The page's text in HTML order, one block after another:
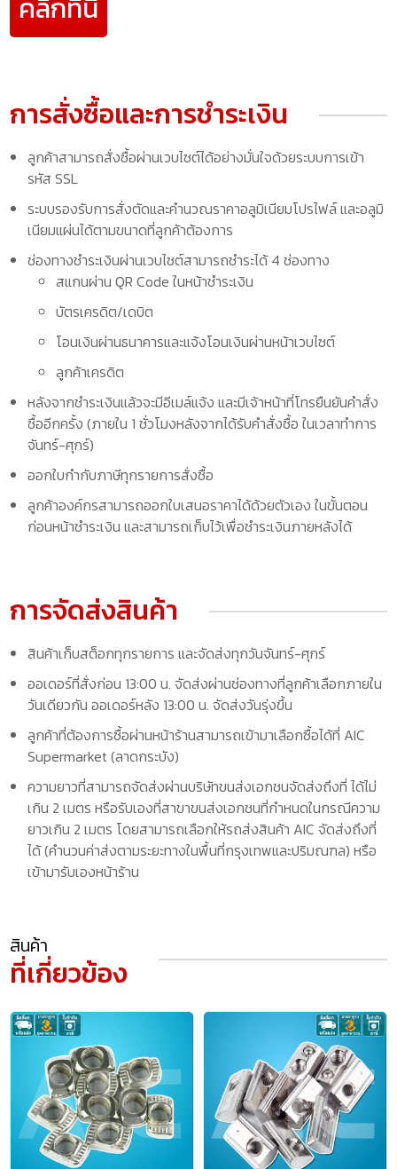
คลิ๊กที่นี่
การสั่งซื้อและการชำระเงิน
ลูกค้าสามารถสั่งซื้อผ่านเวบไซต์ได้อย่างมั่นใจด้วยระบบการเข้า
รหัส SSL
ระบบรองรับการสั่งตัดและคำนวณราคาอลูมิเนียมโปรไฟล์ และอลูมิ
เนียมแผ่นได้ตามขนาดที่ลูกค้าต้องการ
ช่องทางชำระเงินผ่านเวบไซต์สามารถชำระได้ 4 ช่องทาง
สแกนผ่าน QR Code ในหน้าชำระเงิน
บัตรเครดิต/เดบิต
โอนเงินผ่านธนาคารและแจ้งโอนเงินผ่านหน้าเวบไซต์
ลูกค้าเครดิต
หลังจากชำระเงินแล้วจะมีอีเมล์แจ้ง และมีเจ้าหน้าที่โทรยืนยันคำสั่ง
ซื้ออีกครั้ง (ภายใน 1 ชั่วโมงหลังจากได้รับคำสั่งซื้อ ในเวลาทำการ
จันทร์-ศุกร์)
ออกใบกำกับภาษีทุกรายการสั่งซื้อ
ลูกค้าองค์กรสามารถออกใบเสนอราคาได้ด้วยตัวเอง ในขั้นตอน
ก่อนหน้าชำระเงิน และสามารถเก็บไว้เพื่อชำระเงินภายหลังได้
การจัดส่งสินค้า
สินค้าเก็บสต็อกทุกรายการ และจัดส่งทุกวันจันทร์-ศุกร์
ออเดอร์ที่สั่งก่อน 13:00 น. จัดส่งผ่านช่องทางที่ลูกค้าเลือกภายใน
วันเดียวกัน ออเดอร์หลัง 13:00 น. จัดส่งวันรุ่งขึ้น
ลูกค้าที่ต้องการซื้อผ่านหน้าร้านสามารถเข้ามาเลือกซื้อได้ที่ AIC
Supermarket (ลาดกระบัง)
ความยาวที่สามารถจัดส่งผ่านบริษัทขนส่งเอกชนจัดส่งถึงที่ ได้ไม่
เกิน 2 เมตร หรือรับเองที่สาขาขนส่งเอกชนที่กำหนดในกรณีความ
ยาวเกิน 2 เมตร โดยสามารถเลือกให้รถส่งสินค้า AIC จัดส่งถึงที่
ได้ (คำนวนค่าส่งตามระยะทางในพื้นที่กรุงเทพและปริมณฑล) หรือ
เข้ามารับเองหน้าร้าน
สินค้า
ที่เกี่ยวข้อง